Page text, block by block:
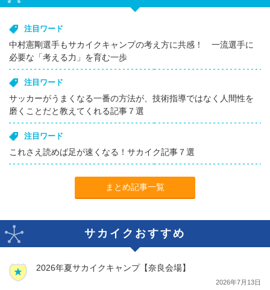
注目ワード
中村憲剛選手もサカイクキャンプの考え方に共感！ 一流選手に
必要な「考える力」を育む一歩
注目ワード
サッカーがうまくなる一番の方法が、技術指導ではなく人間性を
磨くことだと教えてくれる記事７選
注目ワード
これさえ読めば足が速くなる！サカイク記事７選
まとめ記事一覧
サカイクおすすめ
2026年夏サカイクキャンプ【奈良会場】
2026年7月13日